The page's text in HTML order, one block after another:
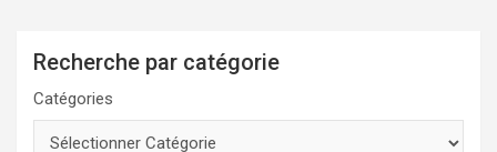
Recherche par catégorie
Catégories